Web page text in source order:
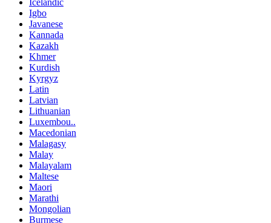
Icelandic
Igbo
Javanese
Kannada
Kazakh
Khmer
Kurdish
Kyrgyz
Latin
Latvian
Lithuanian
Luxembou..
Macedonian
Malagasy
Malay
Malayalam
Maltese
Maori
Marathi
Mongolian
Burmese